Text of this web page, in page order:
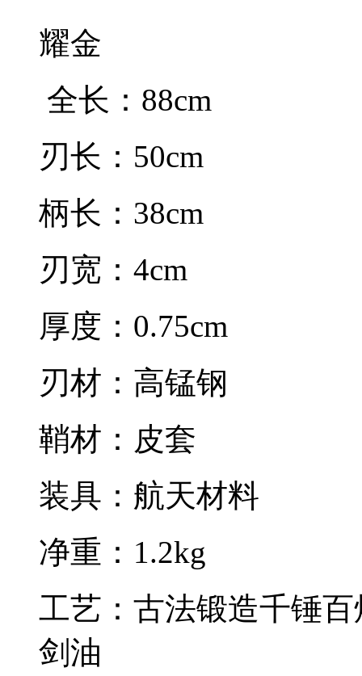
耀金
全长：88cm
刃长：50cm
柄长：38cm
刃宽：4cm
厚度：0.75cm
刃材：高锰钢
鞘材：皮套
装具：航天材料
净重：1.2kg
工艺：古法锻造千锤
剑油